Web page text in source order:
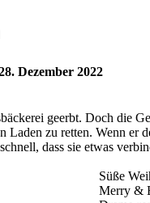
Dezember 2022
geerbt. Doch die
Laden zu retten. Wenn
dass sie etwas
Süße
Merry &